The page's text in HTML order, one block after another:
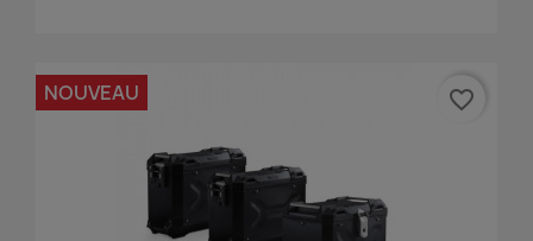
NOUVEAU favorite_border